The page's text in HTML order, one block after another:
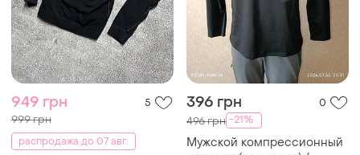
949 грн 5
999 грн
распродажа до 07 авг.
396 грн 0
496 грн -21%
Мужской компрессионный